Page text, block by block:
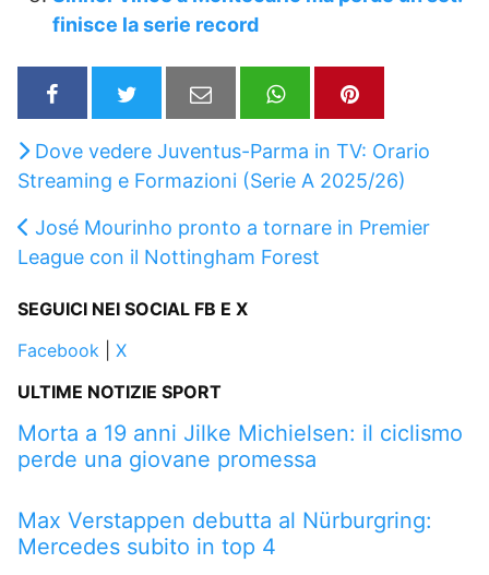
finisce la serie record
Dove vedere Juventus-Parma in TV: Orario
Streaming e Formazioni (Serie A 2025/26)
José Mourinho pronto a tornare in Premier
League con il Nottingham Forest
SEGUICI NEI SOCIAL FB E X
Facebook
X
ULTIME NOTIZIE SPORT
Morta a 19 anni Jilke Michielsen: il ciclismo
perde una giovane promessa
Max Verstappen debutta al Nürburgring:
Mercedes subito in top 4